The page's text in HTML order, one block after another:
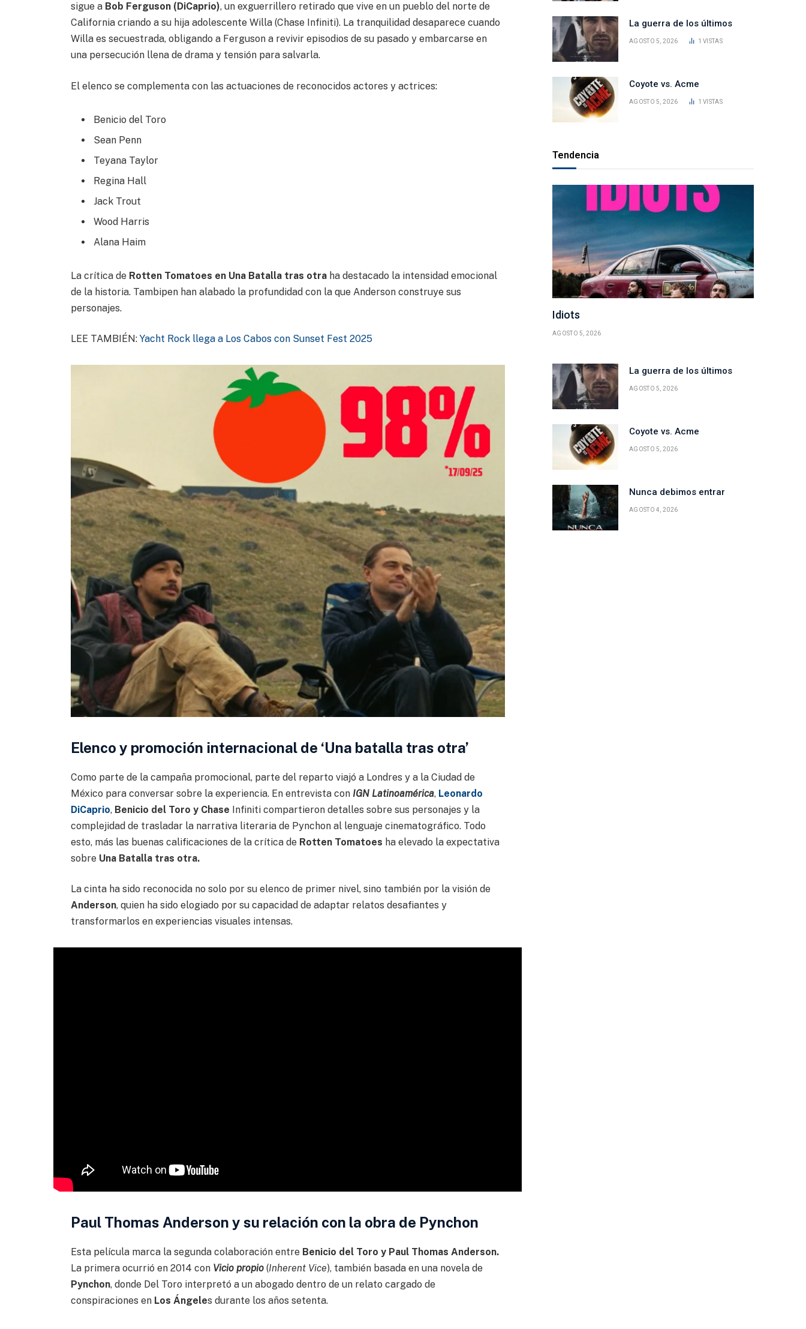
sigue a Bob Ferguson (DiCaprio), un exguerrillero retirado que vive en un pueblo del norte de
California criando a su hija adolescente Willa (Chase Infiniti). La tranquilidad desaparece cuando
Willa es secuestrada, obligando a Ferguson a revivir episodios de su pasado y embarcarse en
una persecución llena de drama y tensión para salvarla.
El elenco se complementa con las actuaciones de reconocidos actores y actrices:
Benicio del Toro
Sean Penn
Teyana Taylor
Regina Hall
Jack Trout
Wood Harris
Alana Haim
La crítica de Rotten Tomatoes en Una Batalla tras otraha destacado la intensidad emocional
de la historia. Tambipen han alabado la profundidad con la que Anderson construye sus
personajes.
LEE TAMBIÉN: Yacht Rock llega a Los Cabos con Sunset Fest 2025
Elenco y promoción internacional de ‘Una batalla tras otra’
Como parte de la campaña promocional, parte del reparto viajó a Londres y a la Ciudad de
México para conversar sobre la experiencia. En entrevista con IGN Latinoamérica, Leonardo
DiCaprio, Benicio del Toro y Chase Infiniti compartieron detalles sobre sus personajes y la
complejidad de trasladar la narrativa literaria de Pynchon al lenguaje cinematográfico. Todo
esto, más las buenas calificaciones de la crítica de Rotten Tomatoes ha elevado la expectativa
sobre Una Batalla tras otra.
La cinta ha sido reconocida no solo por su elenco de primer nivel, sino también por la visión de
Anderson, quien ha sido elogiado por su capacidad de adaptar relatos desafiantes y
transformarlos en experiencias visuales intensas.
Paul Thomas Anderson y su relación con la obra de Pynchon
Esta película marca la segunda colaboración entre Benicio del Toro y Paul Thomas Anderson.
La primera ocurrió en 2014 con Vicio propio(Inherent Vice), también basada en una novela de
Pynchon, donde Del Toro interpretó a un abogado dentro de un relato cargado de
conspiraciones en Los Ángeles durante los años setenta.
La guerra de los últimos
AGOSTO 5, 2026 1VISTAS
Coyote vs. Acme
AGOSTO 5, 2026 1VISTAS
Tendencia
Idiots
AGOSTO 5, 2026
La guerra de los últimos
AGOSTO 5, 2026
Coyote vs. Acme
AGOSTO 5, 2026
Nunca debimos entrar
AGOSTO 4, 2026